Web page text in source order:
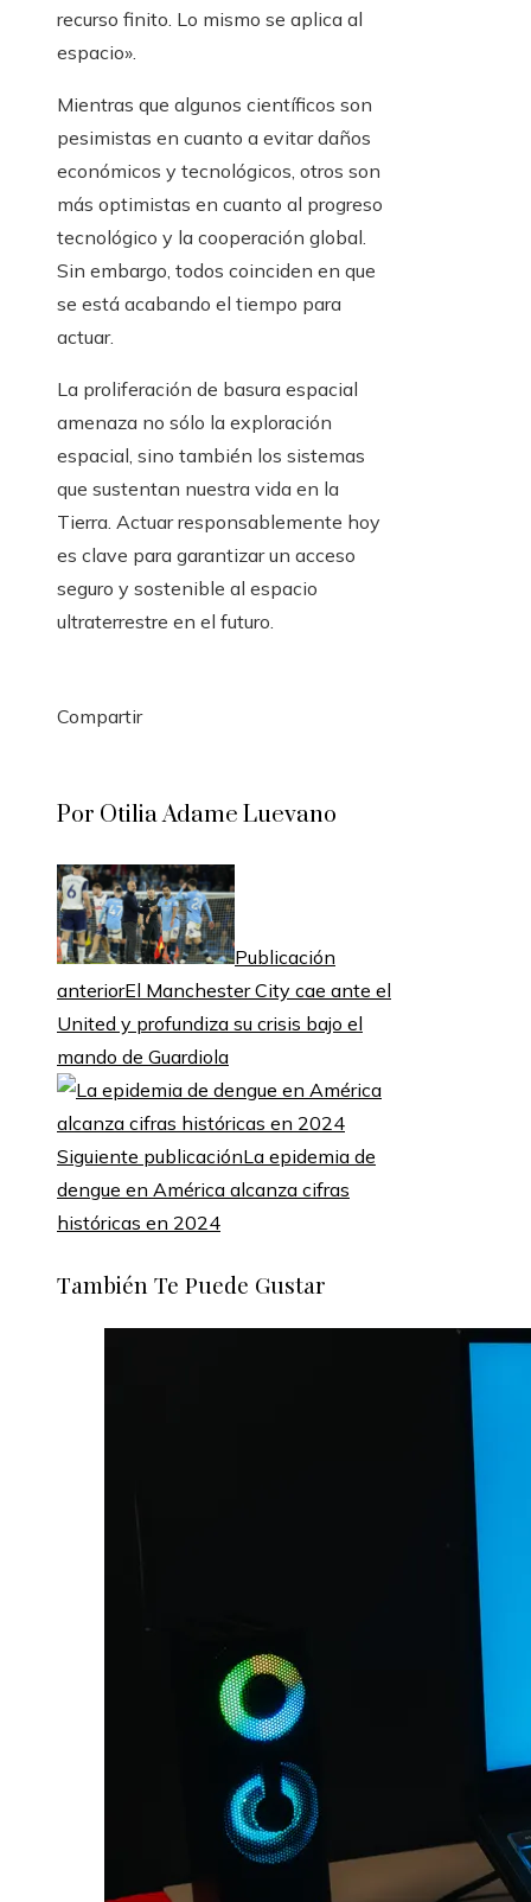
recurso finito. Lo mismo se aplica al
espacio».
Mientras que algunos científicos son
pesimistas en cuanto a evitar daños
económicos y tecnológicos, otros son
más optimistas en cuanto al progreso
tecnológico y la cooperación global.
Sin embargo, todos coinciden en que
se está acabando el tiempo para
actuar.
La proliferación de basura espacial
amenaza no sólo la exploración
espacial, sino también los sistemas
que sustentan nuestra vida en la
Tierra. Actuar responsablemente hoy
es clave para garantizar un acceso
seguro y sostenible al espacio
ultraterrestre en el futuro.
Compartir
Por Otilia Adame Luevano
Publicación
anteriorEl Manchester City cae ante el
United y profundiza su crisis bajo el
mando de Guardiola
Siguiente publicaciónLa epidemia de
dengue en América alcanza cifras
históricas en 2024
También Te Puede Gustar